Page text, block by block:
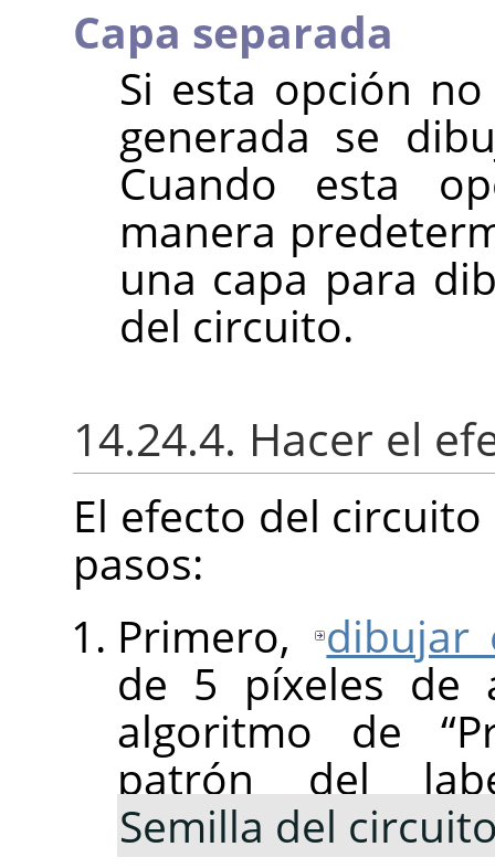
Capa separada
Si esta opción
generada se
Cuando esta
manera
una capa para
del circuito.
14.24.4. Hacer el
El efecto del
pasos:
Primero,
dibujar
de 5 píxeles de
algoritmo de “
patrón del
Semilla del